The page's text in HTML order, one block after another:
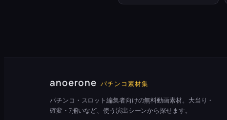
anoerone パチンコ素材集
パチンコ・スロット編集者向けの無料動画素材。大当り・
確変・7揃いなど、使う演出シーンから探せます。